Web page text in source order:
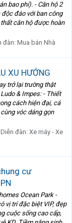
bao phí). - Căn hộ 2
độc đáo với ban công
căn hộ được hoàn
đàn:Mua bán Nhà
XU HƯỚNG
trở lại trường thật
& Impes: - Thiết
cách hiện đại, cá
vóc dáng gọn
Diễn đàn: Xe máy - Xe
cư
Ocean Park -
vị trí đặc biệt VIP, đẹp
cuộc sống cao cấp,